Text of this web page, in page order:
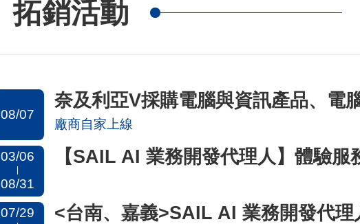
拓銷活動
08/07
奈及利亞V採購電腦與資訊產品、電
廠商自家上線
03/06
08/31
【SAIL AI 業務開發代理人】體驗服
07/29 <台南、嘉義>SAIL AI 業務開發代理